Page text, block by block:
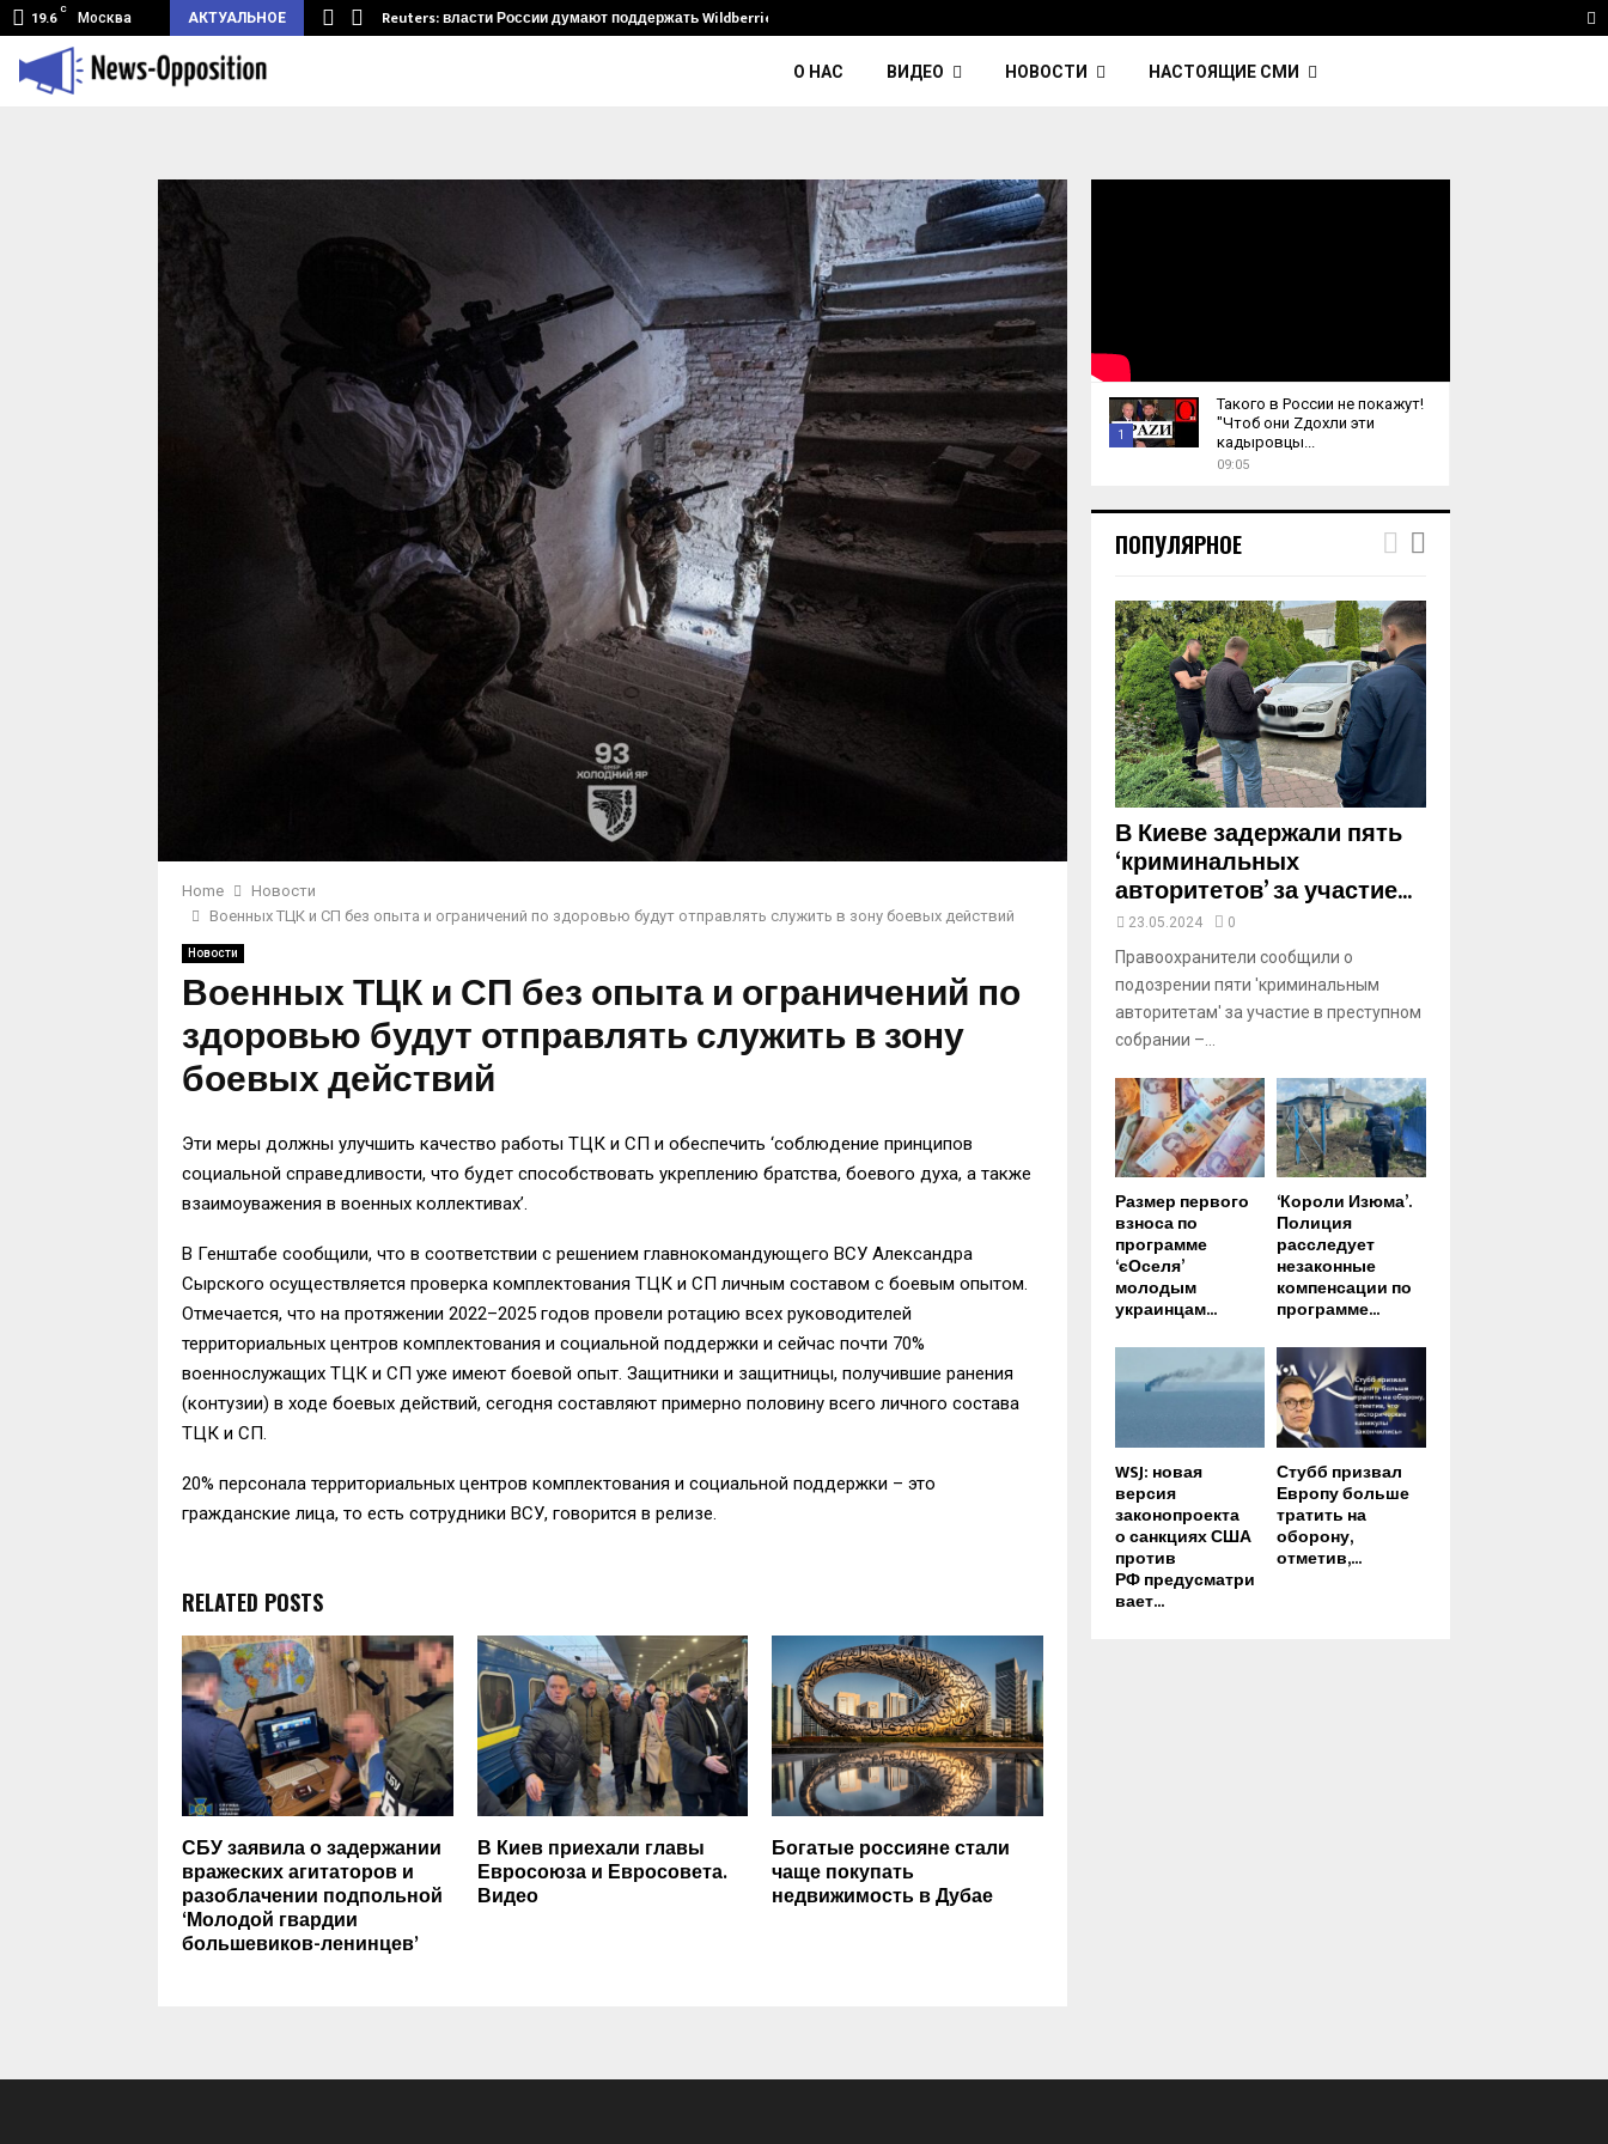
19.6
C
Москва АКТУАЛЬНОЕ
туннель из Беларуси.… Reuters: власти России думают поддержать Wildberries и его…
О НАС ВИДЕО НОВОСТИ НАСТОЯЩИЕ СМИ
Home
Новости
Военных ТЦК и СП без опыта и ограничений по здоровью будут отправлять служить в зону боевых действий
Новости
Военных ТЦК и СП без опыта и ограничений по
здоровью будут отправлять служить в зону
боевых действий
Эти меры должны улучшить качество работы ТЦК и СП и обеспечить ‘соблюдение принципов
социальной справедливости, что будет способствовать укреплению братства, боевого духа, а также
взаимоуважения в военных коллективах’.
В Генштабе сообщили, что в соответствии с решением главнокомандующего ВСУ Александра
Сырского осуществляется проверка комплектования ТЦК и СП личным составом с боевым опытом.
Отмечается, что на протяжении 2022–2025 годов провели ротацию всех руководителей
территориальных центров комплектования и социальной поддержки и сейчас почти 70%
военнослужащих ТЦК и СП уже имеют боевой опыт. Защитники и защитницы, получившие ранения
(контузии) в ходе боевых действий, сегодня составляют примерно половину всего личного состава
ТЦК и СП.
20% персонала территориальных центров комплектования и социальной поддержки – это
гражданские лица, то есть сотрудники ВСУ, говорится в релизе.
RELATED POSTS
СБУ заявила о задержании
вражеских агитаторов и
разоблачении подпольной
‘Молодой гвардии
большевиков-ленинцев’
В Киев приехали главы
Евросоюза и Евросовета.
Видео
Богатые россияне стали
чаще покупать
недвижимость в Дубае
1
u
m
a
y
o
u
u
b
e
Такого в России не покажут!
"Чтоб они Zдохли эти
кадыровцы...
09:05
ПОПУЛЯРНОЕ
В Киеве задержали пять
‘криминальных
авторитетов’ за участие...
23.05.2024 0
Правоохранители сообщили о
подозрении пяти 'криминальным
авторитетам' за участие в преступном
собрании –...
Размер первого
взноса по
программе
‘єОселя’
молодым
украинцам...
‘Короли Изюма’.
Полиция
расследует
незаконные
компенсации по
программе...
WSJ: новая
версия
законопроекта
о санкциях США
против
РФ предусматри
вает...
Стубб призвал
Европу больше
тратить на
оборону,
отметив,...